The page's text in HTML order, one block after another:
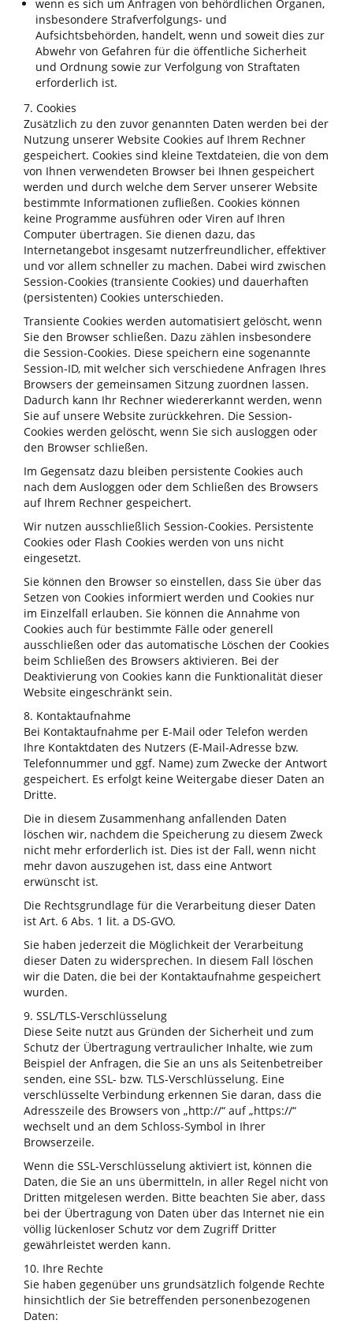
wenn es sich um Anfragen von behördlichen Organen,
insbesondere Strafverfolgungs- und
Aufsichtsbehörden, handelt, wenn und soweit dies zur
Abwehr von Gefahren für die öffentliche Sicherheit
und Ordnung sowie zur Verfolgung von Straftaten
erforderlich ist.
7. Cookies
Zusätzlich zu den zuvor genannten Daten werden bei der
Nutzung unserer Website Cookies auf Ihrem Rechner
gespeichert. Cookies sind kleine Textdateien, die von dem
von Ihnen verwendeten Browser bei Ihnen gespeichert
werden und durch welche dem Server unserer Website
bestimmte Informationen zufließen. Cookies können
keine Programme ausführen oder Viren auf Ihren
Computer übertragen. Sie dienen dazu, das
Internetangebot insgesamt nutzerfreundlicher, effektiver
und vor allem schneller zu machen. Dabei wird zwischen
Session-Cookies (transiente Cookies) und dauerhaften
(persistenten) Cookies unterschieden.
Transiente Cookies werden automatisiert gelöscht, wenn
Sie den Browser schließen. Dazu zählen insbesondere
die Session-Cookies. Diese speichern eine sogenannte
Session-ID, mit welcher sich verschiedene Anfragen Ihres
Browsers der gemeinsamen Sitzung zuordnen lassen.
Dadurch kann Ihr Rechner wiedererkannt werden, wenn
Sie auf unsere Website zurückkehren. Die Session-
Cookies werden gelöscht, wenn Sie sich ausloggen oder
den Browser schließen.
Im Gegensatz dazu bleiben persistente Cookies auch
nach dem Ausloggen oder dem Schließen des Browsers
auf Ihrem Rechner gespeichert.
Wir nutzen ausschließlich Session-Cookies. Persistente
Cookies oder Flash Cookies werden von uns nicht
eingesetzt.
Sie können den Browser so einstellen, dass Sie über das
Setzen von Cookies informiert werden und Cookies nur
im Einzelfall erlauben. Sie können die Annahme von
Cookies auch für bestimmte Fälle oder generell
ausschließen oder das automatische Löschen der Cookies
beim Schließen des Browsers aktivieren. Bei der
Deaktivierung von Cookies kann die Funktionalität dieser
Website eingeschränkt sein.
8. Kontaktaufnahme
Bei Kontaktaufnahme per E-Mail oder Telefon werden
Ihre Kontaktdaten des Nutzers (E-Mail-Adresse bzw.
Telefonnummer und ggf. Name) zum Zwecke der Antwort
gespeichert. Es erfolgt keine Weitergabe dieser Daten an
Dritte.
Die in diesem Zusammenhang anfallenden Daten
löschen wir, nachdem die Speicherung zu diesem Zweck
nicht mehr erforderlich ist. Dies ist der Fall, wenn nicht
mehr davon auszugehen ist, dass eine Antwort
erwünscht ist.
Die Rechtsgrundlage für die Verarbeitung dieser Daten
ist Art. 6 Abs. 1 lit. a DS-GVO.
Sie haben jederzeit die Möglichkeit der Verarbeitung
dieser Daten zu widersprechen. In diesem Fall löschen
wir die Daten, die bei der Kontaktaufnahme gespeichert
wurden.
9. SSL/TLS-Verschlüsselung
Diese Seite nutzt aus Gründen der Sicherheit und zum
Schutz der Übertragung vertraulicher Inhalte, wie zum
Beispiel der Anfragen, die Sie an uns als Seitenbetreiber
senden, eine SSL- bzw. TLS-Verschlüsselung. Eine
verschlüsselte Verbindung erkennen Sie daran, dass die
Adresszeile des Browsers von „http://“ auf „https://“
wechselt und an dem Schloss-Symbol in Ihrer
Browserzeile.
Wenn die SSL-Verschlüsselung aktiviert ist, können die
Daten, die Sie an uns übermitteln, in aller Regel nicht von
Dritten mitgelesen werden. Bitte beachten Sie aber, dass
bei der Übertragung von Daten über das Internet nie ein
völlig lückenloser Schutz vor dem Zugriff Dritter
gewährleistet werden kann.
10. Ihre Rechte
Sie haben gegenüber uns grundsätzlich folgende Rechte
hinsichtlich der Sie betreffenden personenbezogenen
Daten: